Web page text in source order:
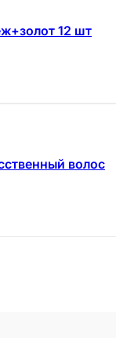
12 шт
волос